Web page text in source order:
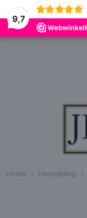
9,7
Home › Haarstyling ›